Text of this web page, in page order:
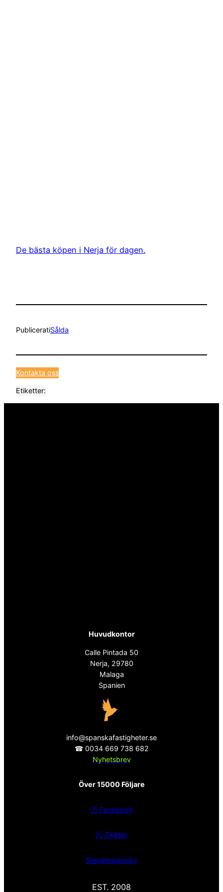
De bästa köpen i Nerja för dagen.
PubliceratiSålda
Kontakta oss
Etiketter:
Huvudkontor
Calle Pintada 50
Nerja, 29780
Malaga
Spanien
info@spanskafastigheter.se
☎ 0034 669 738 682
Nyhetsbrev
Över 15000 Följare
ⓕ Facebook
ⓧ Twitter
Sekretesspolicy
EST. 2008